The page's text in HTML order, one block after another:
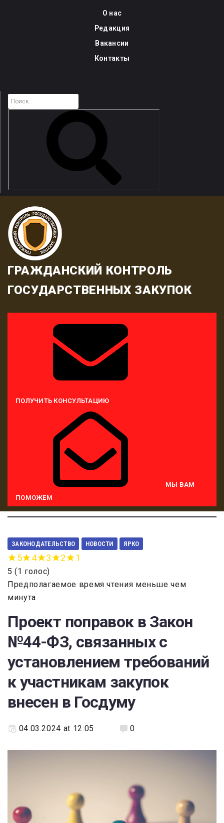
О нас
Редакция
Вакансии
Контакты
ГРАЖДАНСКИЙ КОНТРОЛЬ
ГОСУДАРСТВЕННЫХ ЗАКУПОК
ПОЛУЧИТЬ КОНСУЛЬТАЦИЮ
МЫ ВАМ
ПОМОЖЕМ
ЗАКОНОДАТЕЛЬСТВО НОВОСТИ ЯРКО
5 4 3 2 1
5 (1 голос)
Предполагаемое время чтения меньше чем
минута
Проект поправок в Закон
№44-ФЗ, связанных с
установлением требований
к участникам закупок
внесен в Госдуму
04.03.2024 at 12:05 0